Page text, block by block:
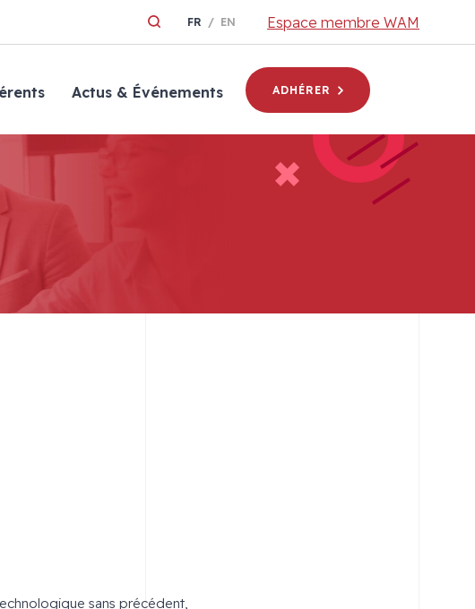
FR EN Espace membre WAM
Actus & Événements ADHÉRER
sans précédent,